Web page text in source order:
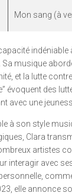
Mon sang (à
musique
et la lutte
évoquent des
avec une
à son style
Clara
artistes
interagir avec
elle annonce